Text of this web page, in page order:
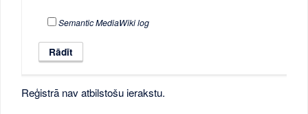
Semantic MediaWiki log
Reģistrā nav atbilstošu ierakstu.